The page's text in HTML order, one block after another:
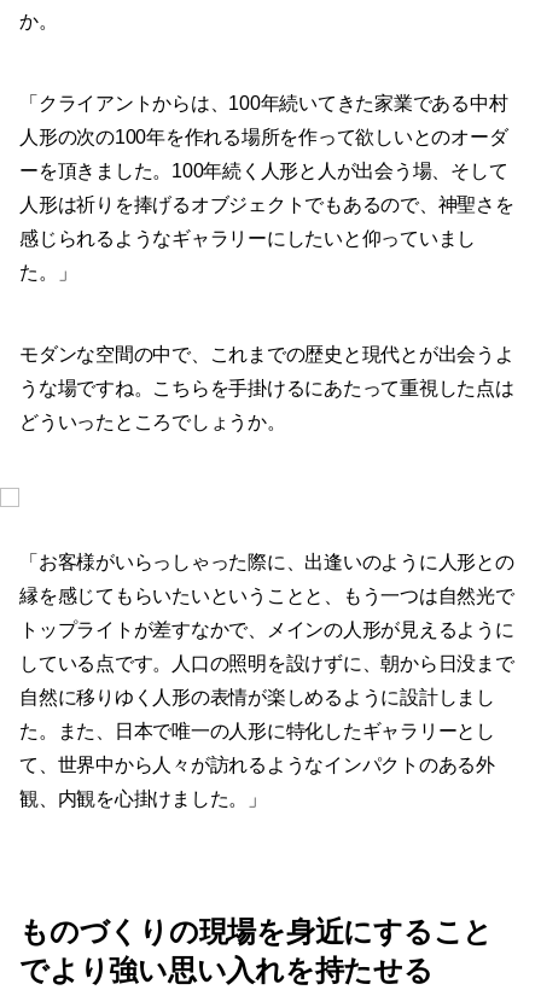
か。
「クライアントからは、100年続いてきた家業である中村
人形の次の100年を作れる場所を作って欲しいとのオーダ
ーを頂きました。100年続く人形と人が出会う場、そして
人形は祈りを捧げるオブジェクトでもあるので、神聖さを
感じられるようなギャラリーにしたいと仰っていまし
た。」
モダンな空間の中で、これまでの歴史と現代とが出会うよ
うな場ですね。こちらを手掛けるにあたって重視した点は
どういったところでしょうか。
「お客様がいらっしゃった際に、出逢いのように人形との
縁を感じてもらいたいということと、もう一つは自然光で
トップライトが差すなかで、メインの人形が見えるように
している点です。人口の照明を設けずに、朝から日没まで
自然に移りゆく人形の表情が楽しめるように設計しまし
た。また、日本で唯一の人形に特化したギャラリーとし
て、世界中から人々が訪れるようなインパクトのある外
観、内観を心掛けました。」
ものづくりの現場を身近にすること
でより強い思い入れを持たせる